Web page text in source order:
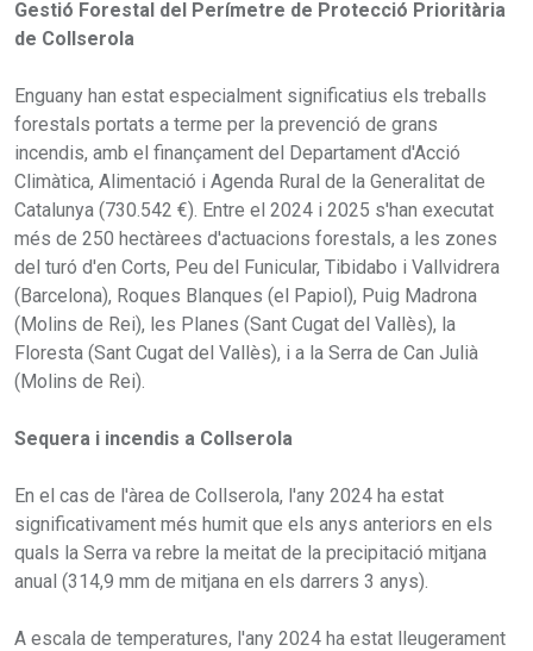
Gestió Forestal del Perímetre de Protecció Prioritària
de Collserola
Enguany han estat especialment significatius els treballs
forestals portats a terme per la prevenció de grans
incendis, amb el finançament del Departament d'Acció
Climàtica, Alimentació i Agenda Rural de la Generalitat de
Catalunya (730.542 €). Entre el 2024 i 2025 s'han executat
més de 250 hectàrees d'actuacions forestals, a les zones
del turó d'en Corts, Peu del Funicular, Tibidabo i Vallvidrera
(Barcelona), Roques Blanques (el Papiol), Puig Madrona
(Molins de Rei), les Planes (Sant Cugat del Vallès), la
Floresta (Sant Cugat del Vallès), i a la Serra de Can Julià
(Molins de Rei).
Sequera i incendis a Collserola
En el cas de l'àrea de Collserola, l'any 2024 ha estat
significativament més humit que els anys anteriors en els
quals la Serra va rebre la meitat de la precipitació mitjana
anual (314,9 mm de mitjana en els darrers 3 anys).
A escala de temperatures, l'any 2024 ha estat lleugerament